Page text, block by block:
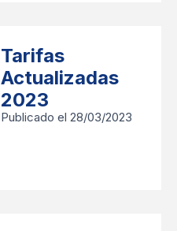
Tarifas
Actualizadas
2023
Publicado el 28/03/2023